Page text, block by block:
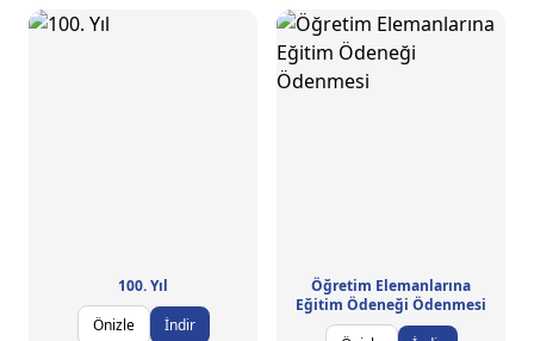
100. Yıl
Önizle
İndir
Öğretim Elemanlarına
Eğitim Ödeneği Ödenmesi